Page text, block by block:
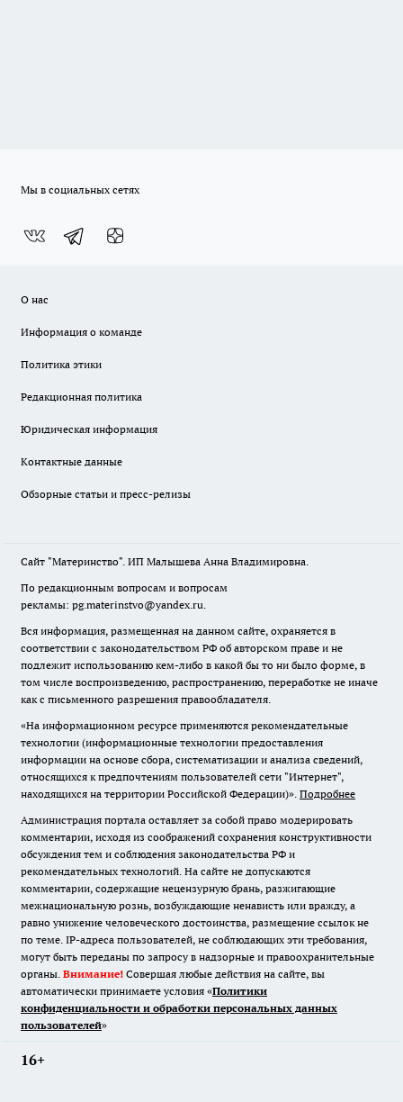
Мы в социальных сетях
О нас
Информация о команде
Политика этики
Редакционная политика
Юридическая информация
Контактные данные
Обзорные статьи и пресс-релизы
Сайт "Материнство". ИП Малышева Анна Владимировна.
По редакционным вопросам и вопросам
рекламы: pg.materinstvo@yandex.ru.
Вся информация, размещенная на данном сайте, охраняется в
соответствии с законодательством РФ об авторском праве и не
подлежит использованию кем-либо в какой бы то ни было форме, в
том числе воспроизведению, распространению, переработке не иначе
как с письменного разрешения правообладателя.
«На информационном ресурсе применяются рекомендательные
технологии (информационные технологии предоставления
информации на основе сбора, систематизации и анализа сведений,
относящихся к предпочтениям пользователей сети "Интернет",
находящихся на территории Российской Федерации)». Подробнее
Администрация портала оставляет за собой право модерировать
комментарии, исходя из соображений сохранения конструктивности
обсуждения тем и соблюдения законодательства РФ и
рекомендательных технологий. На сайте не допускаются
комментарии, содержащие нецензурную брань, разжигающие
межнациональную рознь, возбуждающие ненависть или вражду, а
равно унижение человеческого достоинства, размещение ссылок не
по теме. IP-адреса пользователей, не соблюдающих эти требования,
могут быть переданы по запросу в надзорные и правоохранительные
органы. Внимание! Совершая любые действия на сайте, вы
автоматически принимаете условия «Политики
конфиденциальности и обработки персональных данных
пользователей»
16+